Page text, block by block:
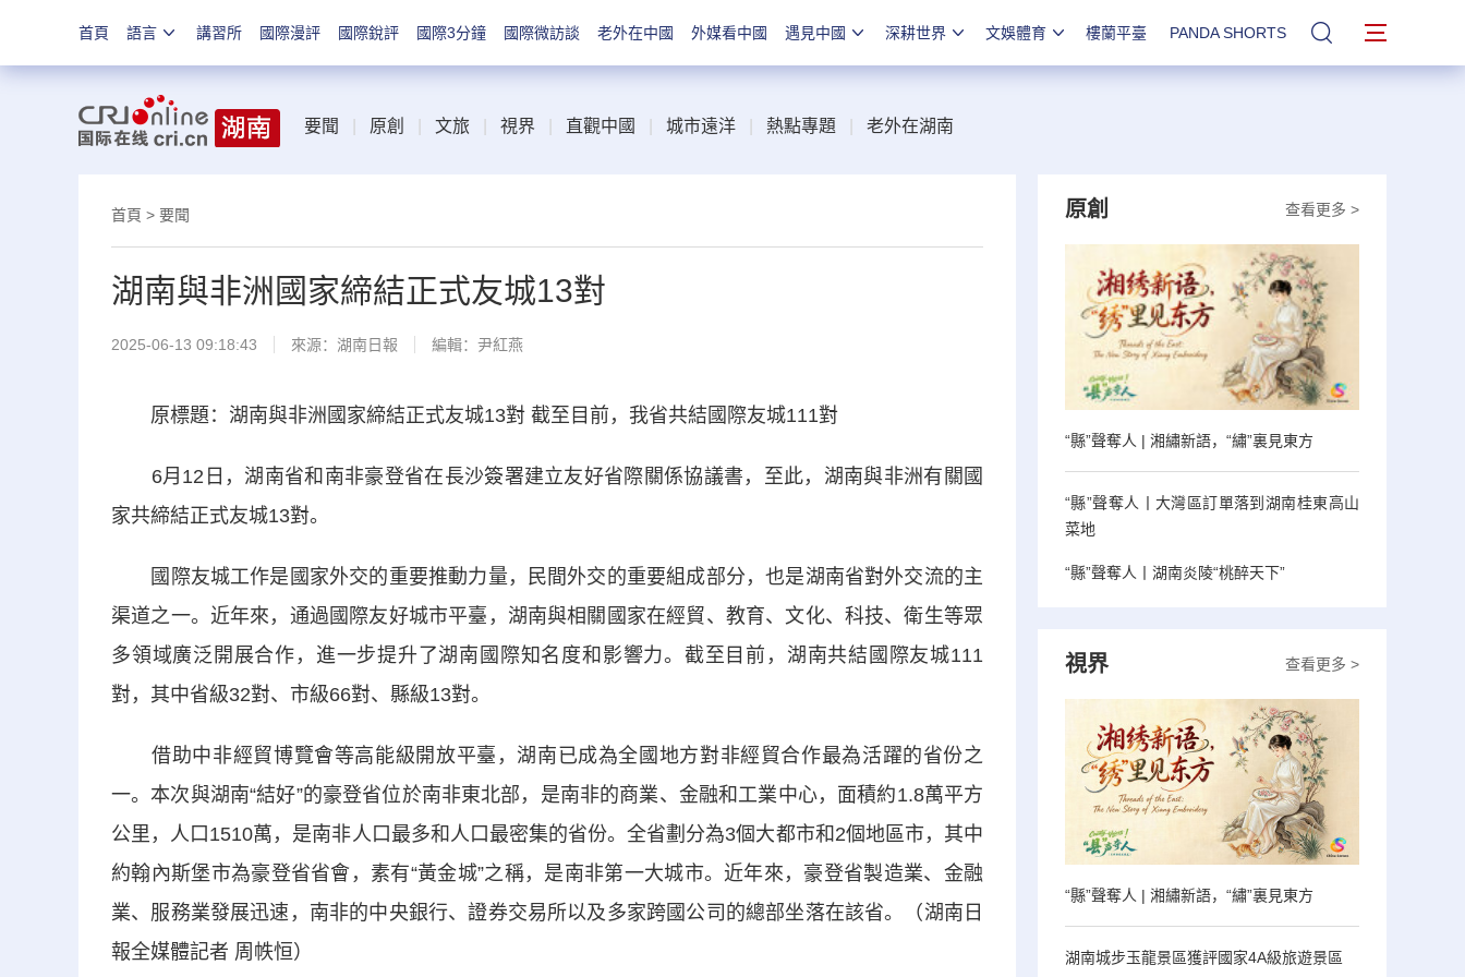
首頁 語言 講習所 國際漫評 國際銳評 國際3分鐘 國際微訪談 老外在中國 外媒看中國 遇見中國 深耕世界 文娛體育 樓蘭平臺 PANDA SHORTS 站內搜索
要聞 原創 文旅 視界 直觀中國 城市遠洋 熱點專題 老外在湖南
首頁 > 要聞
湖南與非洲國家締結正式友城13對
2025-06-13 09:18:43 來源： 湖南日報 編輯：尹紅燕
原標題：湖南與非洲國家締結正式友城13對 截至目前，我省共結國際友城111對
6月12日，湖南省和南非豪登省在長沙簽署建立友好省際關係協議書，至此，湖南與非洲有關國
家共締結正式友城13對。
國際友城工作是國家外交的重要推動力量，民間外交的重要組成部分，也是湖南省對外交流的主
渠道之一。近年來，通過國際友好城市平臺，湖南與相關國家在經貿、教育、文化、科技、衛生等眾
多領域廣泛開展合作，進一步提升了湖南國際知名度和影響力。截至目前，湖南共結國際友城111
對，其中省級32對、市級66對、縣級13對。
借助中非經貿博覽會等高能級開放平臺，湖南已成為全國地方對非經貿合作最為活躍的省份之
一。本次與湖南“結好”的豪登省位於南非東北部，是南非的商業、金融和工業中心，面積約1.8萬平方
公里，人口1510萬，是南非人口最多和人口最密集的省份。全省劃分為3個大都市和2個地區市，其中
約翰內斯堡市為豪登省省會，素有“黃金城”之稱，是南非第一大城市。近年來，豪登省製造業、金融
業、服務業發展迅速，南非的中央銀行、證券交易所以及多家跨國公司的總部坐落在該省。（湖南日
報全媒體記者 周帙恒）
查看更多 >
原創
“縣”聲奪人 | 湘繡新語，“繡”裏見東方
“縣”聲奪人丨大灣區訂單落到湖南桂東高山
菜地
“縣”聲奪人丨湖南炎陵“桃醉天下”
查看更多 >
視界
“縣”聲奪人 | 湘繡新語，“繡”裏見東方
湖南城步玉龍景區獲評國家4A級旅遊景區